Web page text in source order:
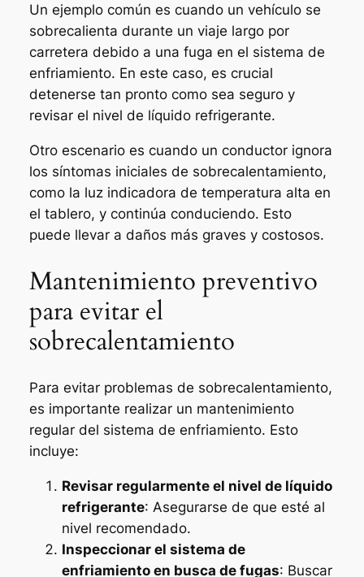
Un ejemplo común es cuando un vehículo se
sobrecalienta durante un viaje largo por
carretera debido a una fuga en el sistema de
enfriamiento. En este caso, es crucial
detenerse tan pronto como sea seguro y
revisar el nivel de líquido refrigerante.
Otro escenario es cuando un conductor ignora
los síntomas iniciales de sobrecalentamiento,
como la luz indicadora de temperatura alta en
el tablero, y continúa conduciendo. Esto
puede llevar a daños más graves y costosos.
Mantenimiento preventivo
para evitar el
sobrecalentamiento
Para evitar problemas de sobrecalentamiento,
es importante realizar un mantenimiento
regular del sistema de enfriamiento. Esto
incluye:
Revisar regularmente el nivel de líquido
refrigerante: Asegurarse de que esté al
nivel recomendado.
Inspeccionar el sistema de
enfriamiento en busca de fugas: Buscar